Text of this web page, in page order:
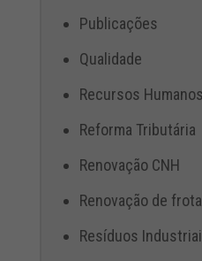
Publicações
Qualidade
Recursos Humanos
Reforma Tributária
Renovação CNH
Renovação de frota
Resíduos